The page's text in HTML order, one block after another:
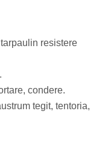
resistere
condere.
tegit, tentoria,